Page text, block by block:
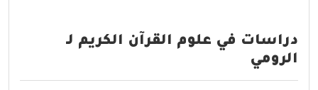
دراسات في علوم القرآن الكريم لـ
الرومي